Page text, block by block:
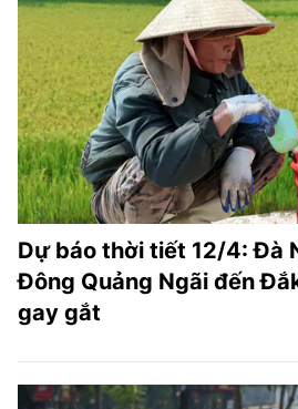
Dự báo thời tiết 12/4: Đà
Đông Quảng Ngãi đến
gay gắt